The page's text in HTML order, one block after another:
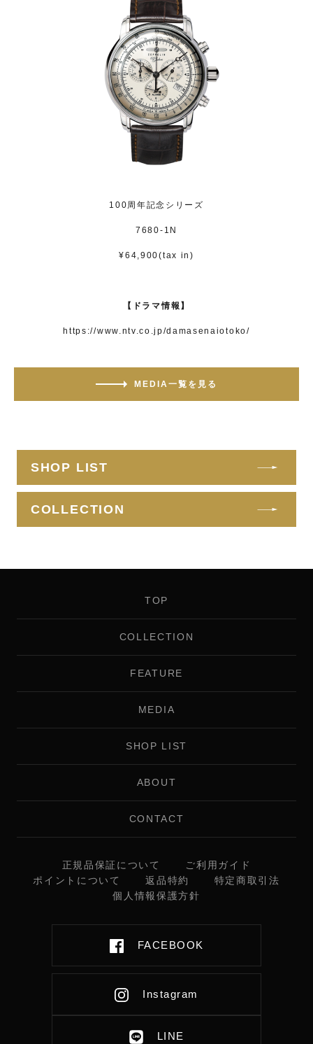
100周年記念シリーズ
7680-1N
¥64,900(tax in)
【ドラマ情報】
https://www.ntv.co.jp/damasenaiotoko/
MEDIA一覧を見る
SHOP LIST
COLLECTION
TOP
COLLECTION
FEATURE
MEDIA
SHOP LIST
ABOUT
CONTACT
正規品保証について
ご利用ガイド
ポイントについて
返品特約
特定商取引法
個人情報保護方針
FACEBOOK
Instagram
LINE